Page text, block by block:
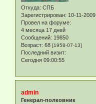
Откуда: СПБ
Зарегистрирован: 10-11-2009
Провел на форуме:
4 месяца 17 дней
Сообщений: 19850
Возраст: 68 [1958-07-13]
Последний визит:
Сегодня 09:00:55
admin
Генерал-полковник